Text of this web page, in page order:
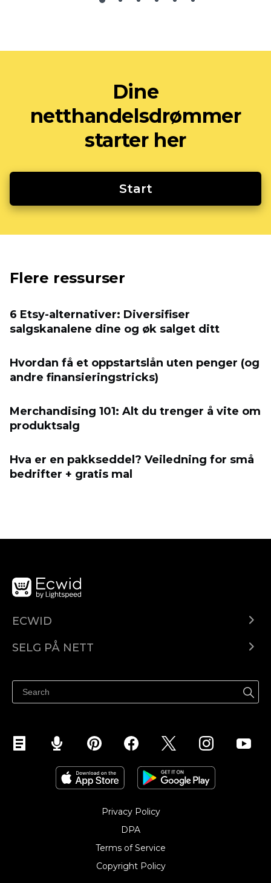
Dine
netthandelsdrømmer
starter her
Start
Flere ressurser
6 Etsy-alternativer: Diversifiser
salgskanalene dine og øk salget ditt
Hvordan få et oppstartslån uten penger (og
andre finansieringstricks)
Merchandising 101: Alt du trenger å vite om
produktsalg
Hva er en pakkseddel? Veiledning for små
bedrifter + gratis mal
ECWID
Pris
SELG PÅ NETT
Selg på Facebook
Selg på Instagram
Privacy Policy
DPA
Terms of Service
Copyright Policy‎